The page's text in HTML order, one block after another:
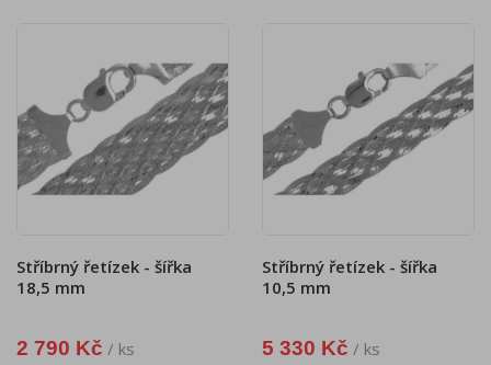
Stříbrný řetízek - šířka
18,5 mm
2 790 Kč / ks
Stříbrný řetízek - šířka
10,5 mm
5 330 Kč / ks